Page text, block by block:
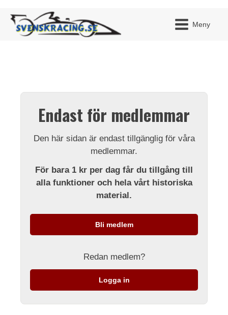
Meny
Endast för medlemmar
Den här sidan är endast tillgänglig för våra
medlemmar.
För bara 1 kr per dag får du tillgång till
alla funktioner och hela vårt historiska
material.
Bli medlem
Redan medlem?
Logga in